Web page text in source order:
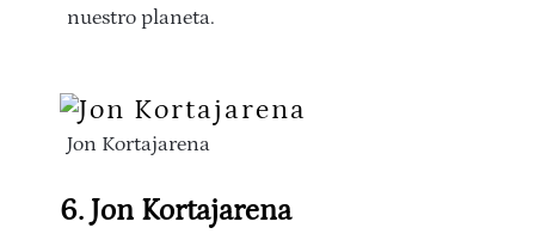
nuestro planeta.
Jon Kortajarena
6. Jon Kortajarena